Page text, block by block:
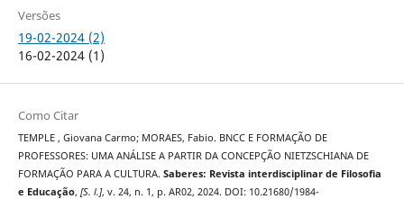
Versões
19-02-2024 (2)
16-02-2024 (1)
Como Citar
TEMPLE , Giovana Carmo; MORAES, Fabio. BNCC E FORMAÇÃO DE
PROFESSORES: UMA ANÁLISE A PARTIR DA CONCEPÇÃO NIETZSCHIANA DE
FORMAÇÃO PARA A CULTURA. Saberes: Revista interdisciplinar de Filosofia
e Educação, [S. l.], v. 24, n. 1, p. AR02, 2024. DOI: 10.21680/1984-